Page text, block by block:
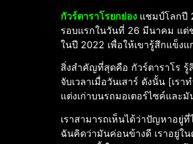
กัวร์ตาราโรยกย่อง แชมป์โลกปี
รอบแรกในวันที่ 26 มีนาคม แต่
ในปี 2022 เพื่อให้เขารู้สึกแข็ง
สิ่งสำคัญที่สุดคือ กัวร์ตาราโร รู้
จับเวลาเมื่อวันเสาร์ ดังนั้น [เ
แต่งเก่าบนรถมอเตอร์ไซค์และ
เราสามารถเห็นได้ว่าปัญหาอยู่
ฉันคิดว่ามันค่อนข้างดี เราอยู่ใ